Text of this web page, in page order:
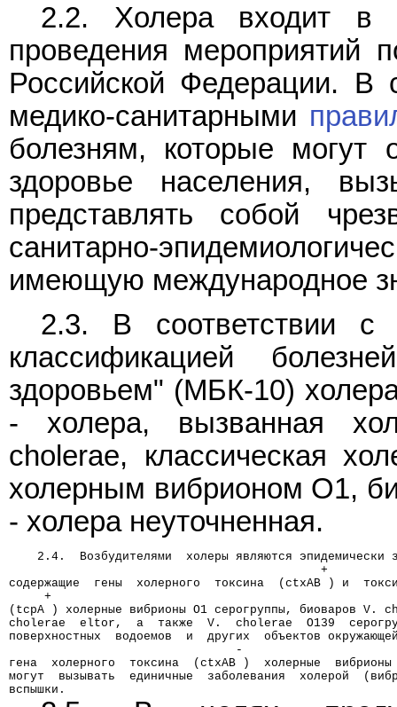
2.2. Холера входит в
проведения мероприятий
Российской Федерации. В
медико-санитарными
болезням, которые могут
здоровье населения,
представлять собой
санитарно-
имеющую международное
2.3. В соответствии с
классификацией
здоровьем" (МБК-10)
- холера, вызванная
cholerae, классическая
холерным вибрионом О1,
- холера неуточненная.
2.4.  Возбудителями  холеры являются эпидемически
                                            +
содержащие  гены  холерного  токсина  (ctxAB ) и
     +
(tcpA ) холерные вибрионы О1 серогруппы, биоваров V.
cholerae  eltor,  а  также  V.  cholerae  О139
поверхностных  водоемов  и  других  объектов
                                -
гена  холерного  токсина  (ctxАВ )  холерные  вибрионы
могут  вызывать  единичные  заболевания  холерой
вспышки.